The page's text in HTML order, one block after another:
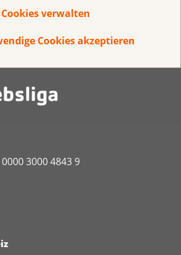
Cookies verwalten
Cookies akzeptieren
Ihre Daten nur, um Sie rund
dass Sie mit dem Start der
unsere AGB
von
nehmen. Detaillierte
datenschutz
3000 4843 9